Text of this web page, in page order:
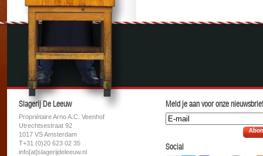
Slagerij De Leeuw
Propriétaire Arno A.C. Veenhof
Utrechtsestraat 92
1017 VS Amsterdam
T+31 (0)20 623 02 35
info[at]slagerijdeleeuw.nl
Meld je aan voor onze
Social